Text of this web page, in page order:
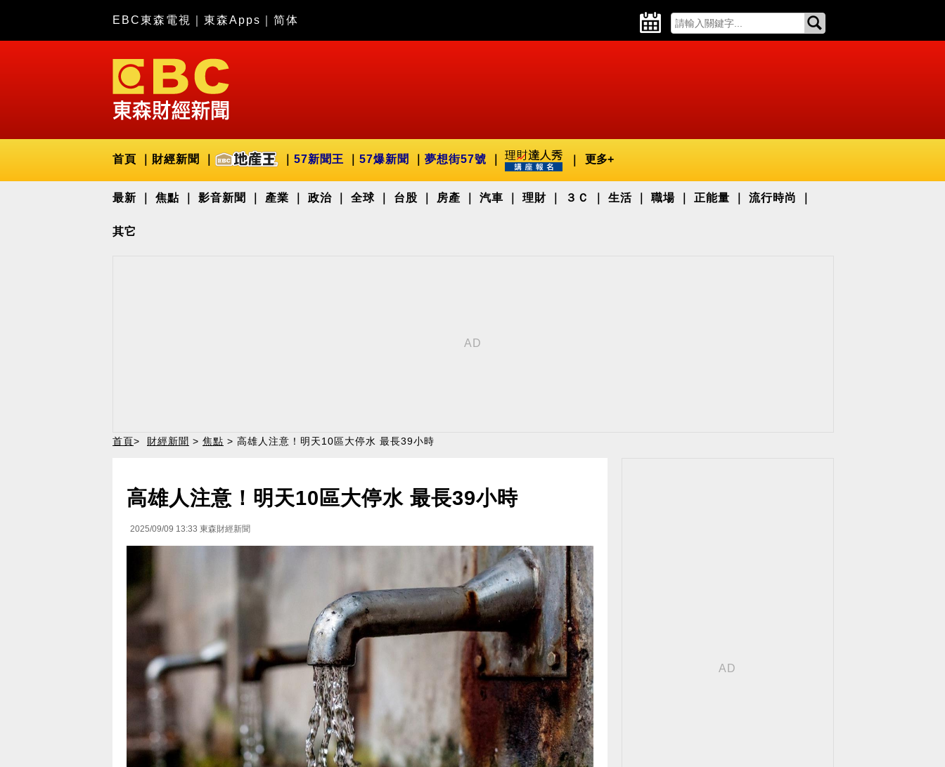
EBC東森電視 東森Apps 简体
首頁 財經新聞 57新聞王 57爆新聞 夢想街57號 更多+
最新 焦點 影音新聞 產業 政治 全球 台股 房產 汽車 理財 ３Ｃ 生活 職場 正能量 流行時尚
其它
首頁> 財經新聞 > 焦點 > 高雄人注意！明天10區大停水 最長39小時
高雄人注意！明天10區大停水 最長39小時
2025/09/09 13:33 東森財經新聞